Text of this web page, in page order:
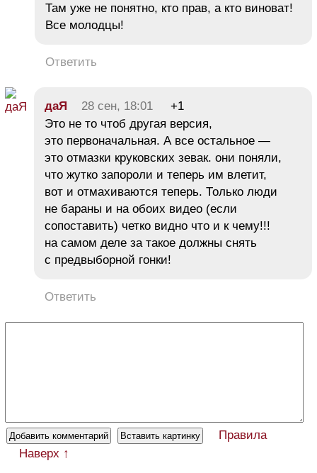
Там уже не понятно, кто прав, а кто виноват!
Все молодцы!
Ответить
даЯ 28 сен, 18:01
+1
Это не то чтоб другая версия,
это первоначальная. А все остальное —
это отмазки круковских зевак. они поняли,
что жутко запороли и теперь им влетит,
вот и отмахиваются теперь. Только люди
не бараны и на обоих видео (если
сопоставить) четко видно что и к чему!!!
на самом деле за такое должны снять
с предвыборной гонки!
Ответить
Правила
Наверх ↑